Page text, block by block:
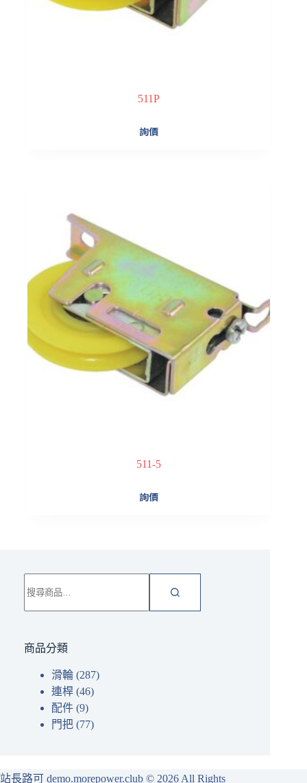
511P
詢價
511-5
詢價
尋
關
商品分類
滑輪 (287)
連桿 (46)
配件 (9)
門把 (77)
站長路可 demo.morepower.club © 2026 All Rights